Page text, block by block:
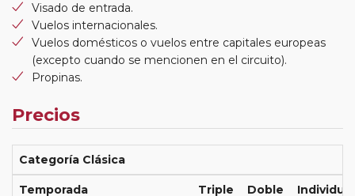
Visado de entrada.
Vuelos internacionales.
Vuelos domésticos o vuelos entre capitales europeas
(excepto cuando se mencionen en el circuito).
Propinas.
Precios
Categoría Clásica
Temporada Triple Doble Individual